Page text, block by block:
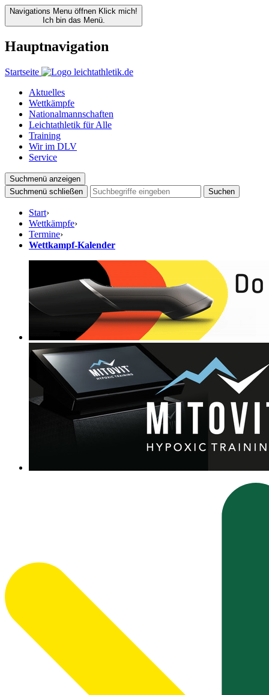
Navigations Menu öffnen Klick mich!
Ich bin das Menü.
Hauptnavigation
Startseite
Aktuelles
Wettkämpfe
Nationalmannschaften
Leichtathletik für Alle
Training
Wir im DLV
Service
Suchmenü anzeigen
Suchmenü schließen
Suchen
Start›
Wettkämpfe›
Termine›
Wettkampf-Kalender